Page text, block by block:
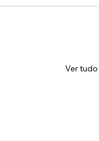
Ver tudo